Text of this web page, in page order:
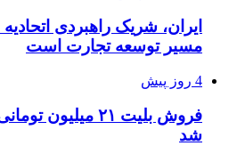
ایران، شریک راهبردی
مسیر توسعه تجارت است
4 روز پیش
فروش بلیت ۲۱
شد